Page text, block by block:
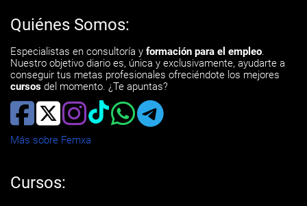
Quiénes Somos:
Especialistas en consultoría y formación para el empleo.
Nuestro objetivo diario es, única y exclusivamente, ayudarte a
conseguir tus metas profesionales ofreciéndote los mejores
cursos del momento. ¿Te apuntas?
Más sobre Femxa
Cursos: